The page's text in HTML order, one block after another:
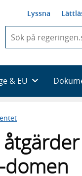
Lyssna
du
skriva
framträder
en
med
sökförslag
& EU
domen